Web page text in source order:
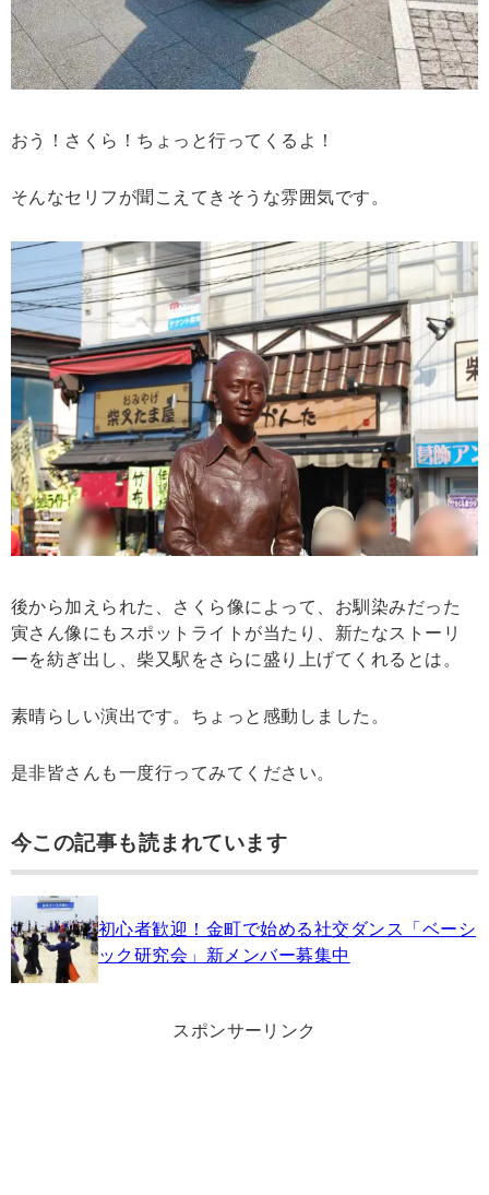
おう！さくら！ちょっと行ってくるよ！
そんなセリフが聞こえてきそうな雰囲気です。
後から加えられた、さくら像によって、お馴染みだった
寅さん像にもスポットライトが当たり、新たなストーリ
ーを紡ぎ出し、柴又駅をさらに盛り上げてくれるとは。
素晴らしい演出です。ちょっと感動しました。
是非皆さんも一度行ってみてください。
今この記事も読まれています
初心者歓迎！金町で始める社交ダンス「ベーシ
ック研究会」新メンバー募集中
スポンサーリンク